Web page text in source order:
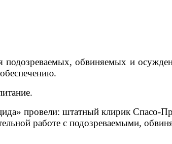
обвиняемых и
провели: штатный клирик Спасо-
работе с подозреваемыми,